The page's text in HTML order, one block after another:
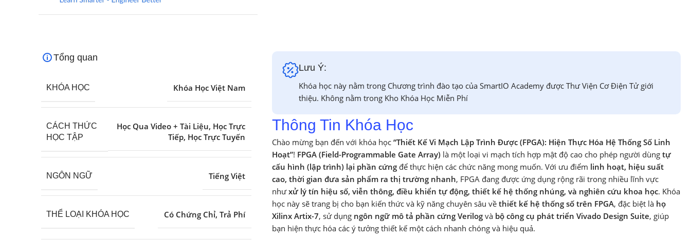
Tổng quan
KHÓA HỌC Khóa Học Việt Nam
CÁCH THỨC
HỌC TẬP
Học Qua Video + Tài Liệu, Học Trực
Tiếp, Học Trực Tuyến
NGÔN NGỮ Tiếng Việt
THỂ LOẠI KHÓA HỌC Có Chứng Chỉ, Trả Phí
Lưu Ý:
Khóa học này nằm trong Chương trình đào tạo của SmartIO Academy được Thư Viện Cơ Điện Tử giới
thiệu. Không nằm trong Kho Khóa Học Miễn Phí
Thông Tin Khóa Học
Chào mừng bạn đến với khóa học“Thiết Kế Vi Mạch Lập Trình Được (FPGA): Hiện Thực Hóa Hệ Thống Số Linh
Hoạt”! FPGA (Field-Programmable Gate Array) là một loại vi mạch tích hợp mật độ cao cho phép người dùngtự
cấu hình (lập trình) lại phần cứng để thực hiện các chức năng mong muốn. Với ưu điểm linh hoạt, hiệu suất
cao, thời gian đưa sản phẩm ra thị trường nhanh, FPGA đang được ứng dụng rộng rãi trong nhiều lĩnh vực
nhưxử lý tín hiệu số, viễn thông, điều khiển tự động, thiết kế hệ thống nhúng, và nghiên cứu khoa học. Khóa
học này sẽ trang bị cho bạn kiến thức và kỹ năng chuyên sâu vềthiết kế hệ thống số trên FPGA, đặc biệt là họ
Xilinx Artix-7, sử dụng ngôn ngữ mô tả phần cứng Verilog và bộ công cụ phát triển Vivado Design Suite, giúp
bạn hiện thực hóa các ý tưởng thiết kế một cách nhanh chóng và hiệu quả.